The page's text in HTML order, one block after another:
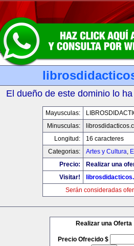
El dueño de este dominio lo
Mayusculas:
Minusculas:
Longitud:
16 caracteres
Categorias:
Artes y Cultura,
Precio:
Realizar una
Visitar!
Serán consideradas
Realizar una Oferta
Precio Ofrecido $